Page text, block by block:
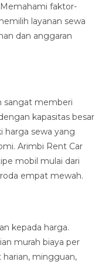
faktor-
layanan sewa
dan anggaran
sangat memberi
kapasitas besar
harga sewa yang
Arimbi Rent Car
mobil mulai dari
empat mewah.
kepada harga.
murah biaya per
harian, mingguan,